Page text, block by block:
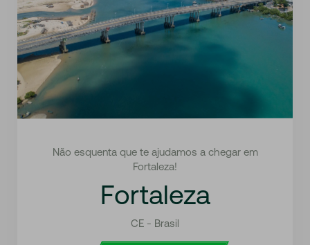
Não esquenta que te ajudamos a chegar em
Fortaleza!
Fortaleza
CE - Brasil